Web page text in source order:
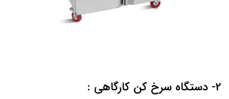
2- دستگاه سرخ کن کارگاهی :